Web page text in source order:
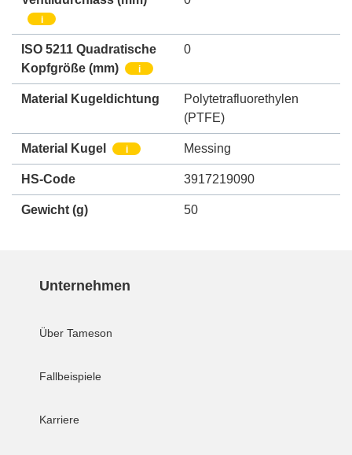
i
ISO 5211 Quadratische
Kopfgröße (mm) i
0
Material Kugeldichtung
Polytetrafluorethylen
(PTFE)
Material Kugel i Messing
HS-Code 3917219090
Gewicht (g) 50
Unternehmen
Über Tameson
Fallbeispiele
Karriere